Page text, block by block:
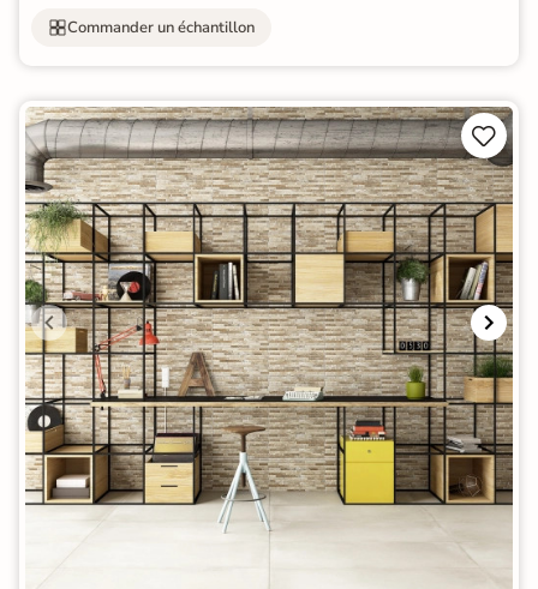
Commander un échantillon

